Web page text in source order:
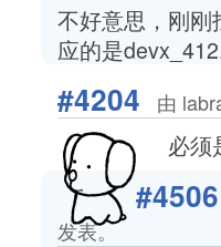
不好意思，刚刚
应的是
#4204 由
必须
#4506
发表。